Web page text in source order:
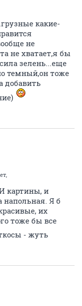
какие-
не
не хватает,я бы
зелень...еще
темный,он тоже
добавить
картины, и
напольная. Я б
их
тоже бы все
- жуть